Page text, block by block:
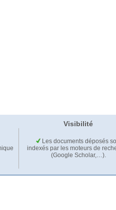
Visibilité
Les documents déposés
indexés par les moteurs de
(Google Scholar,…).